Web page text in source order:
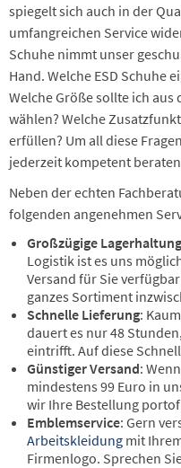
spiegelt sich auch in der
umfangreichen Service
Schuhe nimmt unser
Hand. Welche ESD Schuhe
Welche Größe sollte ich
wählen? Welche
erfüllen? Um all diese
jederzeit kompetent
Neben der echten
folgenden angenehmen
Großzügige Lagerhaltung
Logistik ist es uns
Versand für Sie
ganzes Sortiment
Schnelle Lieferung:
dauert es nur 48
eintrifft. Auf diese
Günstiger Versand:
mindestens 99 Euro in
wir Ihre Bestellung
Emblemservice: Gern
Arbeitskleidung mit
Firmenlogo. Sprechen